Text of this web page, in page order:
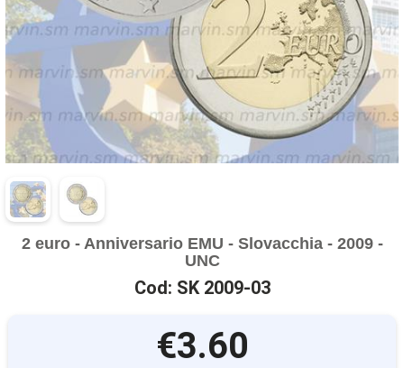
2 euro - Anniversario EMU - Slovacchia - 2009 -
UNC
Cod: SK 2009-03
€3.60